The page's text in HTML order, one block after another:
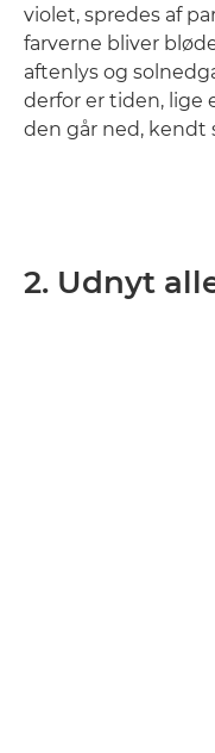
violet, spredes af
farverne bliver
aftenlys og
derfor er tiden, lige
den går ned, kendt
2. Udnyt